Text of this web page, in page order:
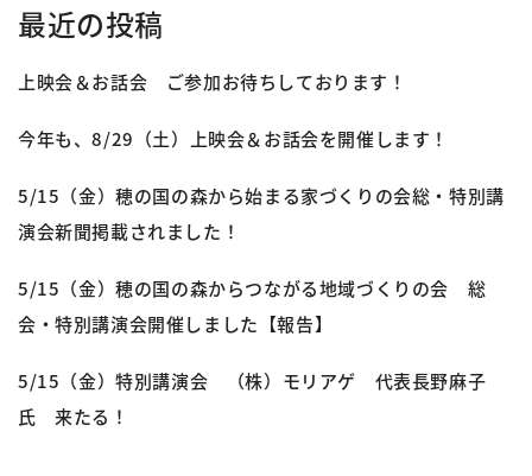
最近の投稿
上映会＆お話会 ご参加お待ちしております！
今年も、8/29（土）上映会＆お話会を開催します！
5/15（金）穂の国の森から始まる家づくりの会総・特別講
演会新聞掲載されました！
5/15（金）穂の国の森からつながる地域づくりの会 総
会・特別講演会開催しました【報告】
5/15（金）特別講演会 （株）モリアゲ 代表長野麻子
氏 来たる！